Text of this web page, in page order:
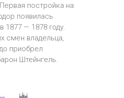
постройка на
появилась
1877 — 1878 году.
смен владельца,
приобрел
Штейнгель.